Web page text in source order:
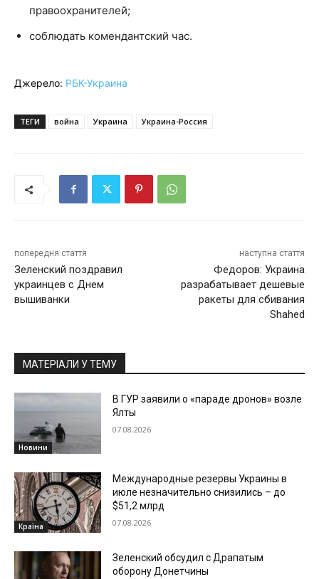
правоохранителей;
соблюдать комендантский час.
Джерело: РБК-Украина
ТЕГИ война Украина Украина-Россия
попередня стаття
Зеленский поздравил
украинцев с Днем
вышиванки
наступна стаття
Федоров: Украина
разрабатывает дешевые
ракеты для сбивания
Shahed
МАТЕРІАЛИ У ТЕМУ
Новини
В ГУР заявили о «параде дронов» возле
Ялты
07.08.2026
Країна
Международные резервы Украины в
июле незначительно снизились – до
$51,2 млрд
07.08.2026
Зеленский обсудил с Драпатым
оборону Донетчины